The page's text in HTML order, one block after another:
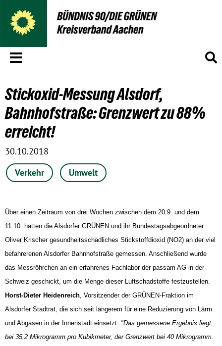
Menü
Stickoxid-Messung Alsdorf,
Bahnhofstraße: Grenzwert zu 88%
erreicht!
30.10.2018
Verkehr
Umwelt
Über einen Zeitraum von drei Wochen zwischen dem 20.9. und dem
11.10. hatten die Alsdorfer GRÜNEN und ihr Bundestagsabgeordneter
Oliver Krischer gesundheitsschädliches Stickstoffdioxid (NO2) an der viel
befahrerenen Alsdorfer Bahnhofstraße gemessen. Anschließend wurde
das Messröhrchen an ein erfahrenes Fachlabor der passam AG in der
Schweiz geschickt, um die Menge dieser Luftschadstoffe festzustellen.
Horst-Dieter Heidenreich , Vorsitzender der GRÜNEN-Fraktion im
Alsdorfer Stadtrat, die sich seit längerem für eine Reduzierung von Lärm
und Abgasen in der Innenstadt einsetzt: "Das gemessene Ergebnis liegt
bei 35,2 Mikrogramm pro Kubikmeter, der Grenzwert bei 40 Mikrogramm.